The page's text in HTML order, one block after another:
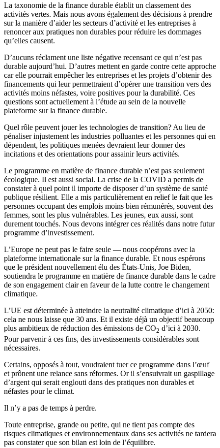
La taxonomie de la finance durable établit un classement des
activités vertes. Mais nous avons également des décisions à prendre
sur la manière d’aider les secteurs d’activité et les entreprises à
renoncer aux pratiques non durables pour réduire les dommages
qu’elles causent.
D’aucuns réclament une liste négative recensant ce qui n’est pas
durable aujourd’hui. D’autres mettent en garde contre cette approche
car elle pourrait empêcher les entreprises et les projets d’obtenir des
financements qui leur permettraient d’opérer une transition vers des
activités moins néfastes, voire positives pour la durabilité. Ces
questions sont actuellement à l’étude au sein de la nouvelle
plateforme sur la finance durable.
Quel rôle peuvent jouer les technologies de transition? Au lieu de
pénaliser injustement les industries polluantes et les personnes qui en
dépendent, les politiques menées devraient leur donner des
incitations et des orientations pour assainir leurs activités.
Le programme en matière de finance durable n’est pas seulement
écologique. Il est aussi social. La crise de la COVID a permis de
constater à quel point il importe de disposer d’un système de santé
publique résilient. Elle a mis particulièrement en relief le fait que les
personnes occupant des emplois moins bien rémunérés, souvent des
femmes, sont les plus vulnérables. Les jeunes, eux aussi, sont
durement touchés. Nous devons intégrer ces réalités dans notre futur
programme d’investissement.
L’Europe ne peut pas le faire seule — nous coopérons avec la
plateforme internationale sur la finance durable. Et nous espérons
que le président nouvellement élu des États-Unis, Joe Biden,
soutiendra le programme en matière de finance durable dans le cadre
de son engagement clair en faveur de la lutte contre le changement
climatique.
L’UE est déterminée à atteindre la neutralité climatique d’ici à 2050:
cela ne nous laisse que 30 ans. Et il existe déjà un objectif beaucoup
plus ambitieux de réduction des émissions de CO2 d’ici à 2030.
Pour parvenir à ces fins, des investissements considérables sont
nécessaires.
Certains, opposés à tout, voudraient tuer ce programme dans l’œuf
et prônent une relance sans réformes. Or il s’ensuivrait un gaspillage
d’argent qui serait englouti dans des pratiques non durables et
néfastes pour le climat.
Il n’y a pas de temps à perdre.
Toute entreprise, grande ou petite, qui ne tient pas compte des
risques climatiques et environnementaux dans ses activités ne tardera
pas constater que son bilan est loin de l’équilibre.